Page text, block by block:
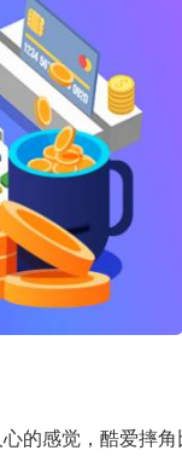
的感觉，酷爱摔